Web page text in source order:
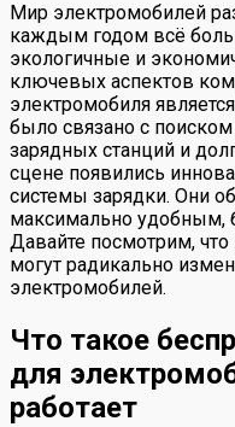
Мир электромобилей
каждым годом всё
экологичные и
ключевых аспектов
электромобиля
было связано с
зарядных станций и
сцене появились
системы зарядки. Они
максимально удобным,
Давайте посмотрим, что
могут радикально
электромобилей.
Что такое
для
работает